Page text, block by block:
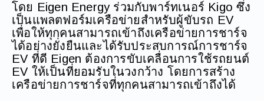
โดย Eigen Energy ร่วมกับพาร์ทเนอร์ Kigo ซึ่ง
เป็นแพลตฟอร์มเครือข่ายสำหรับผู้ขับรถ EV
เพื่อให้ทุกคนสามารถเข้าถึงเครือข่ายการชาร์จ
ได้อย่างยั่งยืนและได้รับประสบการณ์การชาร์จ
EV ที่ดี Eigen ต้องการขับเคลื่อนการใช้รถยนต์
EV ให้เป็นที่ยอมรับในวงกว้าง โดยการสร้าง
เครือข่ายการชาร์จที่ทุกคนสามารถเข้าถึงได้